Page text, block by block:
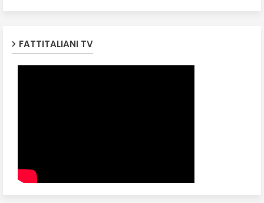
FATTITALIANI TV